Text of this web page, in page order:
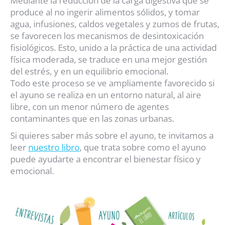
produce al no ingerir alimentos sólidos, y tomar
agua, infusiones, caldos vegetales y zumos de frutas,
se favorecen los mecanismos de desintoxicación
fisiológicos. Esto, unido a la práctica de una actividad
física moderada, se traduce en una mejor gestión
del estrés, y en un equilibrio emocional.
Todo este proceso se ve ampliamente favorecido si
el ayuno se realiza en un entorno natural, al aire
libre, con un menor número de agentes
contaminantes que en las zonas urbanas.
Si quieres saber más sobre el ayuno, te invitamos a
leer nuestro libro, que trata sobre como el ayuno
puede ayudarte a encontrar el bienestar físico y
emocional.